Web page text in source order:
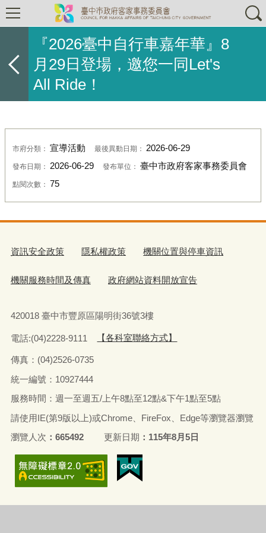
『2026臺中自行車嘉年華』8
月29日登場，邀您一同Let's
All Ride！
市府分類： 宣導活動 最後異動日期： 2026-06-29
發布日期： 2026-06-29 發布單位： 臺中市政府客家事務委員會
點閱次數： 75
資訊安全政策 隱私權政策 機關位置與停車資訊
機關服務時間及傳真 政府網站資料開放宣告
420018 臺中市豐原區陽明街36號3樓
電話:(04)2228-9111 【各科室聯絡方式】
傳真：(04)2526-0735
統一編號：10927444
服務時間：週一至週五/上午8點至12點&下午1點至5點
請使用IE(第9版以上)或Chrome、FireFox、Edge等瀏覽器瀏覽
瀏覽人次
665492 更新日期 115年8月5日